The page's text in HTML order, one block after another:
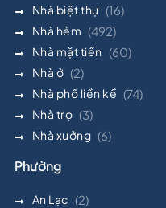
Nhà biệt thự (16)
Nhà hẻm (492)
Nhà mặt tiền (60)
Nhà ở (2)
Nhà phố liền kề (74)
Nhà trọ (3)
Nhà xưởng (6)
Phường
An Lạc (2)